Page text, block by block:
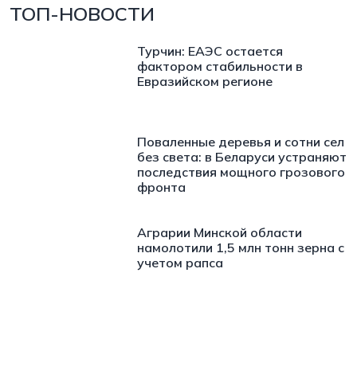
ТОП-НОВОСТИ
Турчин: ЕАЭС остается
фактором стабильности в
Евразийском регионе
Поваленные деревья и сотни сел
без света: в Беларуси устраняют
последствия мощного грозового
фронта
Аграрии Минской области
намолотили 1,5 млн тонн зерна с
учетом рапса